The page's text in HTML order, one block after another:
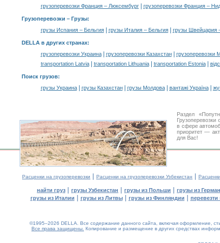
грузоперевозки Франция – Люксембург| грузоперевозки Франция –
Грузоперевозки – Грузы:
грузы Испания – Бельгия| грузы Италия – Бельгия| грузы Швейцария
DELLA в других странах:
грузоперевозки Украина| грузоперевозки Казахстан|
грузоперевозки
transportation Latvia| transportation Lithuania| transportation Estonia|
Поиск грузов:
грузы Украина| грузы Казахстан| грузы Молдова| вантажі Україна|
Раздел
в сфере
приоритет —
для Вас!
Расценки на грузоперевозки | Расценки на грузоперевозки Узбекистан |
найти груз | грузы Узбекистан | грузы из Польши | грузы из
грузы из Италии | грузы из Литвы| грузы из Финляндии | перевезти
©1995–2026 DELLA. Все содержание данного сайта, включая оформление,
Все права защищены. Копирование и размещение в других средствах